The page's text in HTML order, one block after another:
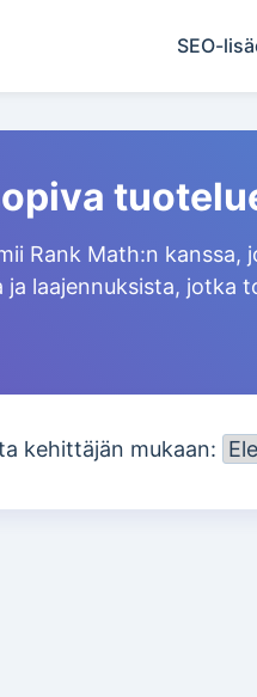
SEO-
Rank Math:n
laajennuksista, jotka
kehittäjän mukaan: